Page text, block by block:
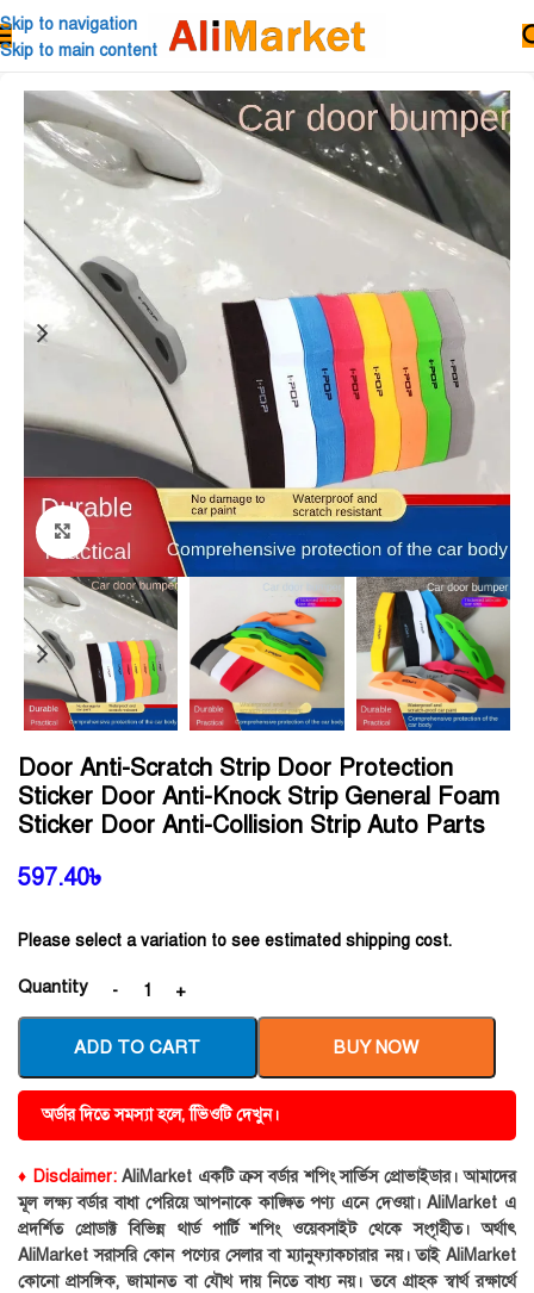
Skip to navigation
Skip to main content
Click to enlarge
Door Anti-Scratch Strip Door Protection
Sticker Door Anti-Knock Strip General Foam
Sticker Door Anti-Collision Strip Auto Parts
597.40৳
Please select a variation to see estimated shipping cost.
Quantity
ADD TO CART BUY NOW
অর্ডার দিতে সমস্যা হলে, ভিিওটি দেখুন।
♦ Disclaimer:AliMarket একটি ক্রস বর্ডার শপিং সার্ভিস প্রোভাইডার। আমাদের
মূল লক্ষ্য বর্ডার বাধা পেরিয়ে আপনাকে কাঙ্ক্ষিত পণ্য এনে দেওয়া। AliMarket এ
প্রদর্শিত প্রোডাক্ট বিভিন্ন থার্ড পার্টি শপিং ওয়েবসাইট থেকে সংগৃহীত। অর্থাৎ
AliMarket সরাসরি কোন পণ্যের সেলার বা ম্যানুফ্যাকচারার নয়। তাই AliMarket
কোনো প্রাসঙ্গিক, জামানত বা যৌথ দায় নিতে বাধ্য নয়। তবে গ্রাহক স্বার্থ রক্ষার্থে